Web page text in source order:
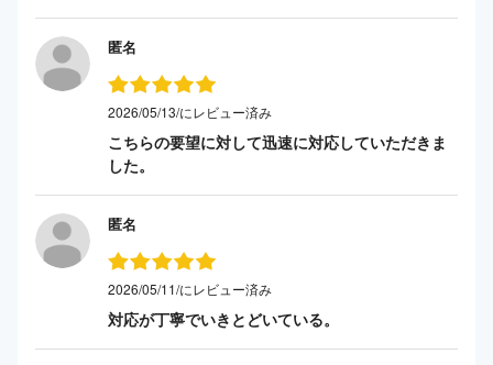
匿名
2026/05/13/にレビュー済み
こちらの要望に対して迅速に対応していただきま
した。
匿名
2026/05/11/にレビュー済み
対応が丁寧でいきとどいている。